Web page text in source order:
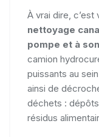
À vrai dire,
nettoyage
pompe et à
camion
puissants au
ainsi de
déchets :
résidus